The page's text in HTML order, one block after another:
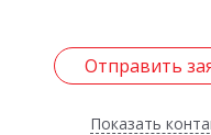
Отправить
Показать
Отправить
Назад